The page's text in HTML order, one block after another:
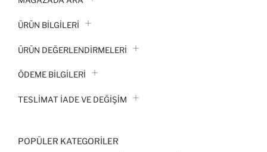
ÜRÜN BILGILERI
ÜRÜN DEĞERLENDİRMELERİ
ÖDEME BİLGİLERİ
TESLIMAT İADE VE DEĞIŞIM
POPÜLER KATEGORILER